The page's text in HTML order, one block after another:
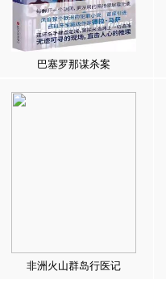
巴塞罗那谋杀案
非洲火山群岛行医记